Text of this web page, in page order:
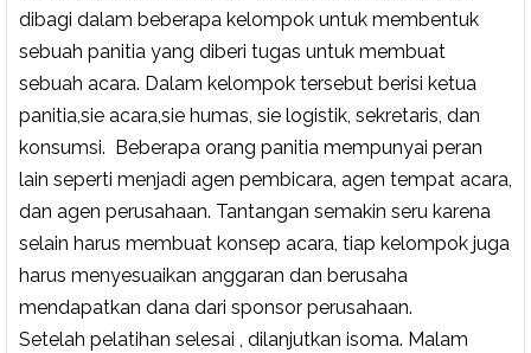
dibagi dalam beberapa kelompok untuk membentuk
sebuah panitia yang diberi tugas untuk membuat
sebuah acara. Dalam kelompok tersebut berisi ketua
panitia,sie acara,sie humas, sie logistik, sekretaris, dan
konsumsi. Beberapa orang panitia mempunyai peran
lain seperti menjadi agen pembicara, agen tempat acara,
dan agen perusahaan. Tantangan semakin seru karena
selain harus membuat konsep acara, tiap kelompok juga
harus menyesuaikan anggaran dan berusaha
mendapatkan dana dari sponsor perusahaan.
Setelah pelatihan selesai , dilanjutkan isoma. Malam